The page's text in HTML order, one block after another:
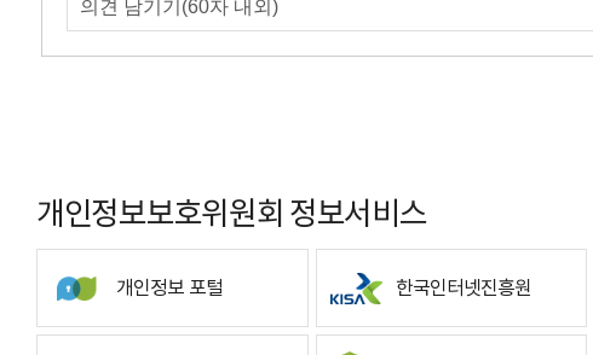
개인정보보호위원회 정보서비스
개인정보 포털 한국인터넷진흥원